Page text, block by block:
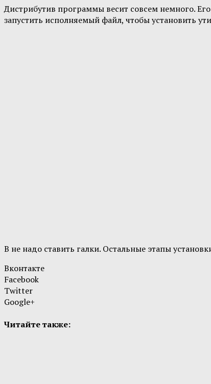
Дистрибутив программы весит совсем немного.
запустить исполняемый файл, чтобы установить
В не надо ставить галки. Остальные этапы
Вконтакте
Facebook
Twitter
Google+
Читайте также: